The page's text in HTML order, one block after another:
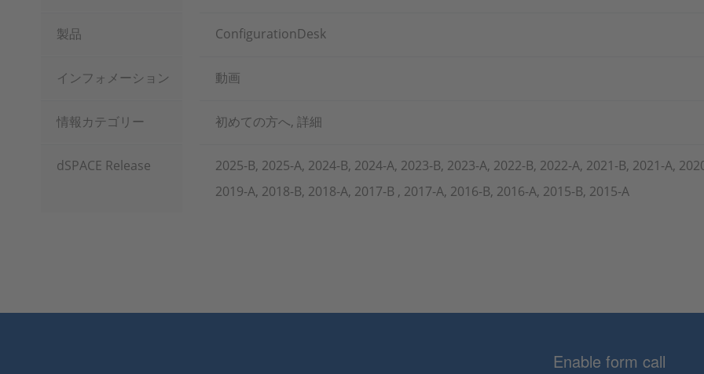
製品 ConfigurationDesk
インフォメーション 動画
情報カテゴリー 初めての方へ, 詳細
dSPACE Release
2025-B, 2025-A, 2024-B, 2024-A, 2023-B, 2023-A, 2022-B, 2022-A, 2021-B, 2021-A,
2019-A, 2018-B, 2018-A, 2017-B , 2017-A, 2016-B, 2016-A, 2015-B, 2015-A
Enable form call